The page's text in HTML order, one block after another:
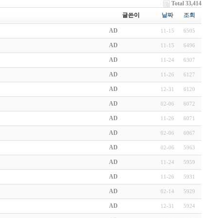
Total 33,414
글쓴이 날짜 조회
AD 11-15 6505
AD 11-15 6496
AD 11-24 6307
AD 11-26 6127
AD 12-31 6120
AD 02-06 6072
AD 11-26 6071
AD 02-06 6067
AD 02-06 5963
AD 11-24 5959
AD 11-26 5931
AD 02-14 5929
AD 12-31 5924